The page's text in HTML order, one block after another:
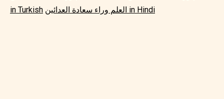
in Turkish
العلم وراء سعادة العدائين in Hindi